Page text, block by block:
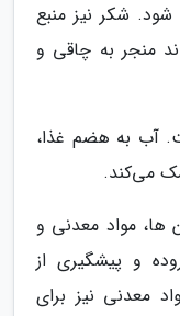
شکر نیز منبع
منجر به چاقی و
آب به هضم غذا،
می‌کند.
ها، مواد معدنی و
و پیشگیری از
معدنی نیز برای